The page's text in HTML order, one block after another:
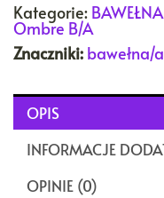
Kategorie:
Ombre B/A
Znaczniki: bawełna/
OPIS
INFORMACJE
OPINIE (0)